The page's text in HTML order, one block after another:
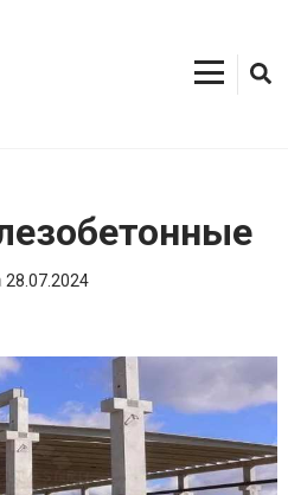
28.07.2024